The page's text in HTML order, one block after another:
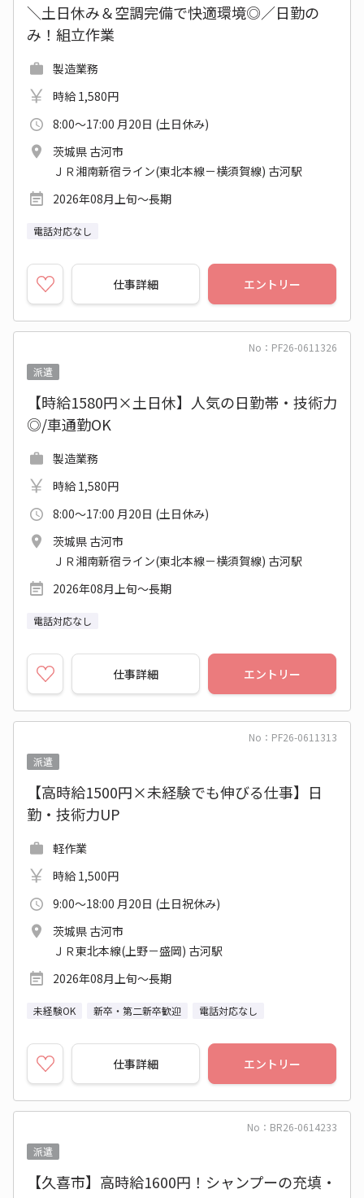
＼土日休み＆空調完備で快適環境◎／日勤の
み！組立作業
製造業務
時給 1,580円
8:00～17:00 月20日 (土日休み)
茨城県 古河市
ＪＲ湘南新宿ライン(東北本線－横須賀線) 古河駅
2026年08月上旬～長期
電話対応なし
仕事詳細 エントリー
No：PF26-0611326
派遣
【時給1580円×土日休】人気の日勤帯・技術力
◎/車通勤OK
製造業務
時給 1,580円
8:00～17:00 月20日 (土日休み)
茨城県 古河市
ＪＲ湘南新宿ライン(東北本線－横須賀線) 古河駅
2026年08月上旬～長期
電話対応なし
仕事詳細 エントリー
No：PF26-0611313
派遣
【高時給1500円×未経験でも伸びる仕事】日
勤・技術力UP
軽作業
時給 1,500円
9:00～18:00 月20日 (土日祝休み)
茨城県 古河市
ＪＲ東北本線(上野－盛岡) 古河駅
2026年08月上旬～長期
未経験OK 新卒・第二新卒歓迎 電話対応なし
仕事詳細 エントリー
No：BR26-0614233
派遣
【久喜市】高時給1600円！シャンプーの充填・